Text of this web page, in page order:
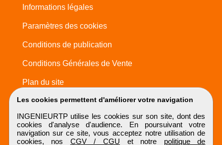
Les cookies permettent d'améliorer votre navigation
INGENIEURTP utilise les cookies sur son site, dont des
cookies d'analyse d'audience. En poursuivant votre
navigation sur ce site, vous acceptez notre utilisation de
cookies, nos CGV / CGU et notre politique de
Informations légales
Paramètres des cookies
Conditions de publication
Conditions Générales de Vente
Plan du site